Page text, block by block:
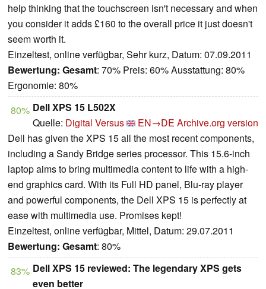
help thinking that the touchscreen isn't necessary and when
you consider it adds £160 to the overall price it just doesn't
seem worth it.
Einzeltest, online verfügbar, Sehr kurz, Datum: 07.09.2011
Bewertung: Gesamt: 70% Preis: 60% Ausstattung: 80%
Ergonomie: 80%
80% Dell XPS 15 L502X
Quelle: Digital Versus EN→DE Archive.org version
Dell has given the XPS 15 all the most recent components,
including a Sandy Bridge series processor. This 15.6-inch
laptop aims to bring multimedia content to life with a high-
end graphics card. With its Full HD panel, Blu-ray player
and powerful components, the Dell XPS 15 is perfectly at
ease with multimedia use. Promises kept!
Einzeltest, online verfügbar, Mittel, Datum: 29.07.2011
Bewertung: Gesamt: 80%
83% Dell XPS 15 reviewed: The legendary XPS gets
even better